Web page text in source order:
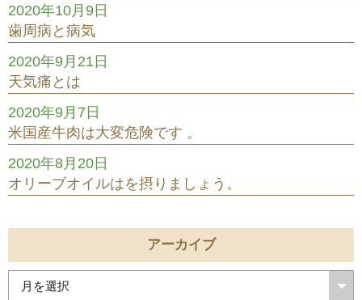
歯周病と病気
2020年10月9日
天気痛とは
2020年9月21日
米国産牛肉は大変危険です 。
2020年9月7日
オリーブオイルはを摂りましょう。
2020年8月20日
アーカイブ